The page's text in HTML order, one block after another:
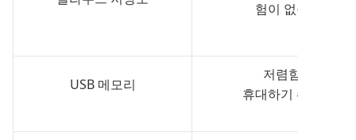
험이 없음
USB 메모리
저렴함
휴대하기 쉬움